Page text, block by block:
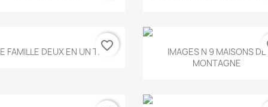
Aperçu rapide
FAMILLE DEUX EN UN T.675
favorite_border Aperçu rapide
IMAGES N 9 MAISONS DE
MONTAGNE